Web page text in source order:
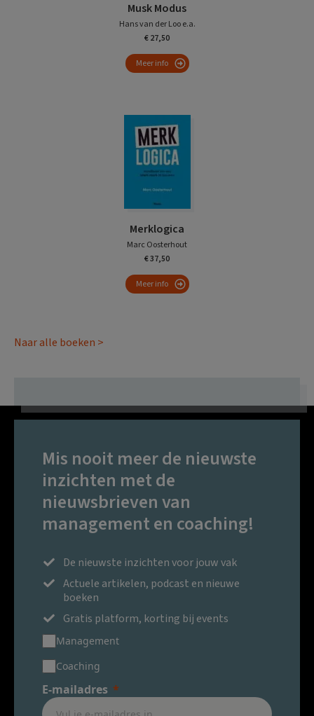
Musk Modus
Hans van der Loo e.a.
€ 27,50
Meer info
Merklogica
Marc Oosterhout
€ 37,50
Meer info
Naar alle boeken >
Mis nooit meer de nieuwste
inzichten met de
nieuwsbrieven van
management en coaching!
De nieuwste inzichten voor jouw vak
Actuele artikelen, podcast en nieuwe
boeken
Gratis platform, korting bij events
Management
Coaching
E-mailadres